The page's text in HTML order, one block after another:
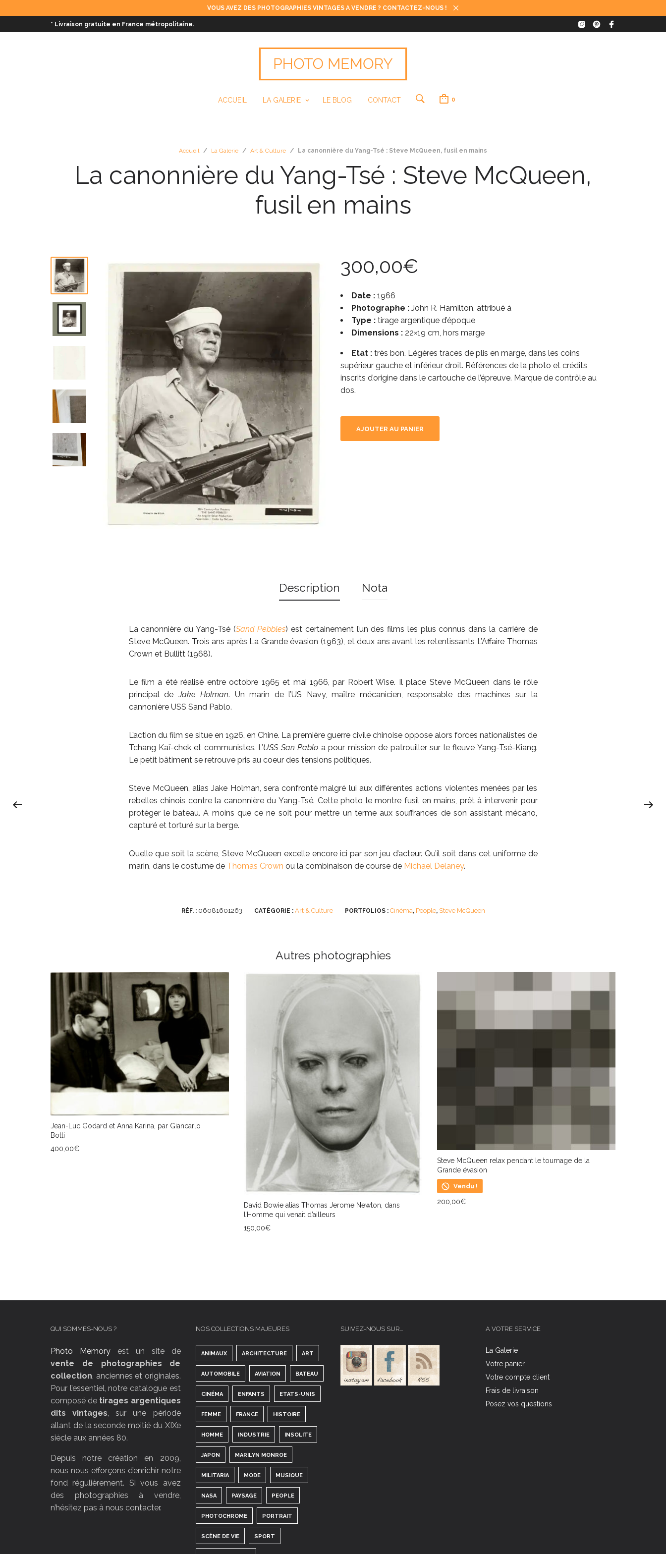
VOUS AVEZ DES PHOTOGRAPHIES VINTAGES A VENDRE ? CONTACTEZ-NOUS !
* Livraison gratuite en France métropolitaine.
ACCUEIL LA GALERIE LE BLOG CONTACT 0
Accueil / La Galerie / Art & Culture / La canonnière du Yang-Tsé : Steve McQueen, fusil en mains
La canonnière du Yang-Tsé : Steve McQueen,
fusil en mains
300,00€
Date : 1966
Photographe : John R. Hamilton, attribué à
Type : tirage argentique d’époque
Dimensions : 22×19 cm, hors marge
Etat : très bon. Légères traces de plis en marge, dans les coins
supérieur gauche et inférieur droit. Références de la photo et crédits
inscrits d’origine dans le cartouche de l’épreuve. Marque de contrôle au
dos.
AJOUTER AU PANIER
Description Nota
La canonnière du Yang-Tsé (Sand Pebbles) est certainement l’un des films les plus connus dans la carrière de
Steve McQueen. Trois ans après La Grande évasion (1963), et deux ans avant les retentissants L’Affaire Thomas
Crown et Bullitt (1968).
Le film a été réalisé entre octobre 1965 et mai 1966, par Robert Wise. Il place Steve McQueen dans le rôle
principal deJake Holman. Un marin de l’US Navy, maître mécanicien, responsable des machines sur la
cannonière USS Sand Pablo.
L’action du film se situe en 1926, en Chine. La première guerre civile chinoise oppose alors forces nationalistes de
Tchang Kaï-chek et communistes. L’USS San Pablo a pour mission de patrouiller sur le fleuve Yang-Tsé-Kiang.
Le petit bâtiment se retrouve pris au coeur des tensions politiques.
Steve McQueen, alias Jake Holman, sera confronté malgré lui aux différentes actions violentes menées par les
rebelles chinois contre la canonnière du Yang-Tsé. Cette photo le montre fusil en mains, prêt à intervenir pour
protéger le bateau. A moins que ce ne soit pour mettre un terme aux souffrances de son assistant mécano,
capturé et torturé sur la berge.
Quelle que soit la scène, Steve McQueen excelle encore ici par son jeu d’acteur. Qu’il soit dans cet uniforme de
marin, dans le costume de Thomas Crown ou la combinaison de course de Michael Delaney.
RÉF. : 06081601263 CATÉGORIE : Art & Culture PORTFOLIOS : Cinéma, People, Steve McQueen
Autres photographies
Jean-Luc Godard et Anna Karina, par Giancarlo
Botti
400,00€
David Bowie alias Thomas Jerome Newton, dans
l’Homme qui venait d’ailleurs
150,00€
Steve McQueen relax pendant le tournage de la
Grande évasion
Vendu !
200,00€
QUI SOMMES-NOUS ?
Photo Memoryest un site de
vente de photographies de
collection, anciennes et originales.
Pour l’essentiel, notre catalogue est
composé de tirages argentiques
dits vintages, sur une période
allant de la seconde moitié du XIXe
siècle aux années 80.
Depuis notre création en 2009,
nous nous efforçons d’enrichir notre
fond régulièrement. Si vous avez
des photographies à vendre,
n’hésitez pas à nous contacter.
NOS COLLECTIONS MAJEURES
ANIMAUX ARCHITECTURE ART
AUTOMOBILE AVIATION BATEAU
CINÉMA ENFANTS ETATS-UNIS
FEMME FRANCE HISTOIRE
HOMME INDUSTRIE INSOLITE
JAPON MARILYN MONROE
MILITARIA MODE MUSIQUE
NASA PAYSAGE PEOPLE
PHOTOCHROME PORTRAIT
SCÈNE DE VIE SPORT
SUIVEZ-NOUS SUR… A VOTRE SERVICE
La Galerie
Votre panier
Votre compte client
Frais de livraison
Posez vos questions